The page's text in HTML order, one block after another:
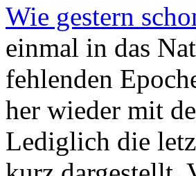
Wie gestern
einmal in das
fehlenden
her wieder mit
Lediglich die